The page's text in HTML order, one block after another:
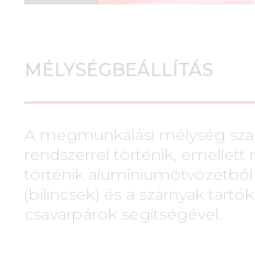
MÉLYSÉGBEÁLLÍTÁS
A megmunkálási mélység
rendszerrel történik, emellett
történik
(bilincsek) és a szárnyak
csavarpárok segítségével.